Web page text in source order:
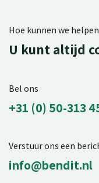
Hoe kunnen we
U kunt altijd
Bel ons
+31 (0) 50-313
Verstuur ons een
info@bendit.nl